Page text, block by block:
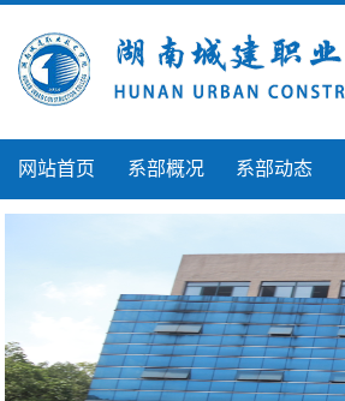
网站首页 系部概况 系部动态